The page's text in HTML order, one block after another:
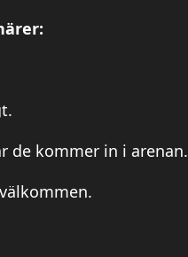
de kommer in i arenan.